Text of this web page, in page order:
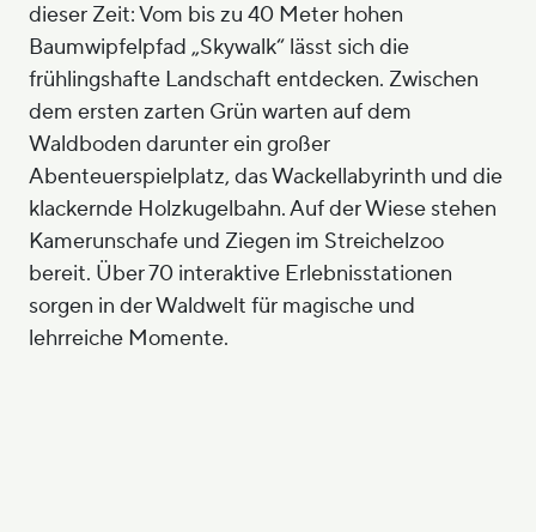
dieser Zeit: Vom bis zu 40 Meter hohen
Baumwipfelpfad „Skywalk“ lässt sich die
frühlingshafte Landschaft entdecken. Zwischen
dem ersten zarten Grün warten auf dem
Waldboden darunter ein großer
Abenteuerspielplatz, das Wackellabyrinth und die
klackernde Holzkugelbahn. Auf der Wiese stehen
Kamerunschafe und Ziegen im Streichelzoo
bereit. Über 70 interaktive Erlebnisstationen
sorgen in der Waldwelt für magische und
lehrreiche Momente.